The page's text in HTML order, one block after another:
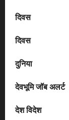
दिवस
दिवस
दुनिया
देवभूमि जॉब अलर्ट
देश विदेश